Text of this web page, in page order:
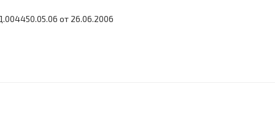
от 26.06.2006